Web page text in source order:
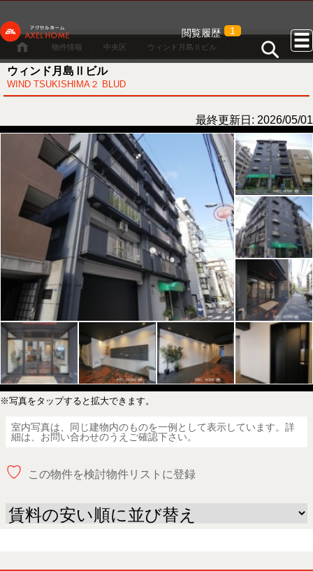
閲覧履歴 1
物件情報 中央区 ウィンド月島Ⅱビル
ウィンド月島Ⅱビル
WIND TSUKISHIMA２ BLUD
最終更新日: 2026/05/01
※写真をタップすると拡大できます。
室内写真は、同じ建物内のものを一例として表示しています。詳
細は、お問い合わせのうえご確認下さい。
♡ この物件を検討物件リストに登録